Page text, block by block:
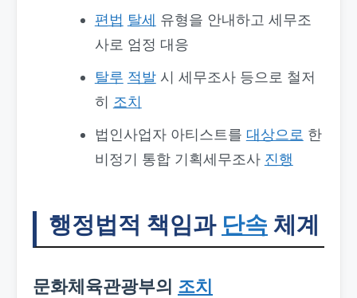
편법 탈세 유형을 안내하고 세무조
사로 엄정 대응
탈루 적발시 세무조사 등으로 철저
히 조치
법인사업자 아티스트를 대상으로 한
비정기 통합 기획세무조사 진행
행정법적 책임과 단속 체계
문화체육관광부의 조치